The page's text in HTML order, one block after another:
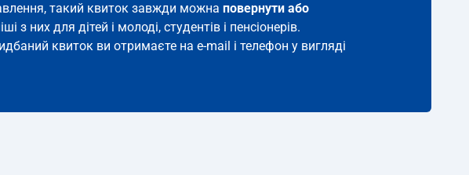
такий квиток завжди можна повернути або
з них для дітей і молоді, студентів і пенсіонерів.
квиток ви отримаєте на e-mail і телефон у вигляді